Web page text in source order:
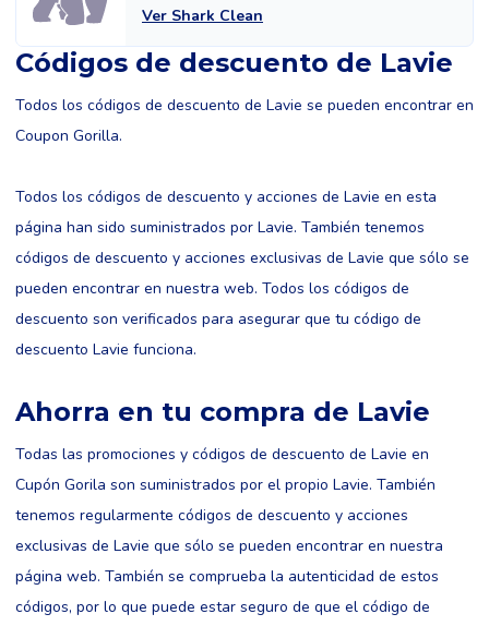
Ver Shark Clean
Códigos de descuento de Lavie
Todos los códigos de descuento de Lavie se pueden encontrar en
Coupon Gorilla.
Todos los códigos de descuento y acciones de Lavie en esta
página han sido suministrados por Lavie. También tenemos
códigos de descuento y acciones exclusivas de Lavie que sólo se
pueden encontrar en nuestra web. Todos los códigos de
descuento son verificados para asegurar que tu código de
descuento Lavie funciona.
Ahorra en tu compra de Lavie
Todas las promociones y códigos de descuento de Lavie en
Cupón Gorila son suministrados por el propio Lavie. También
tenemos regularmente códigos de descuento y acciones
exclusivas de Lavie que sólo se pueden encontrar en nuestra
página web. También se comprueba la autenticidad de estos
códigos, por lo que puede estar seguro de que el código de